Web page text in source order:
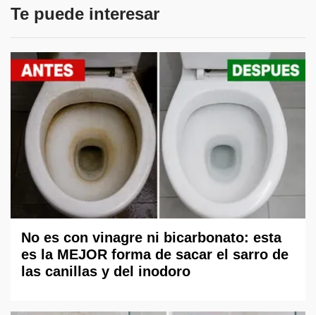
Te puede interesar
No es con vinagre ni bicarbonato: esta
es la MEJOR forma de sacar el sarro de
las canillas y del inodoro